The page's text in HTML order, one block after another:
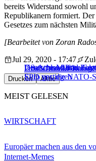
bereits Widerstand sowohl
Republikanern formiert.
Gesetzes zum nächsten
[Bearbeitet von Zoran
Deutsche
Euro gestiegen
US-Atomwaffen:
SPD vor, die NATO-
Deutschland und
Jul 29, 2020 - 17:47
PolitikDonald Trump
Drucken Aktie
MEIST GELESEN
Europäer machen aus den
Internet-Memes
WIRTSCHAFT